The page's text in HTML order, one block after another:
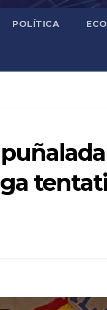
POLÍTICA